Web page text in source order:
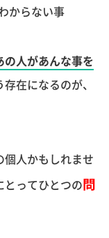
からない事
の人があんな事を
在になるのが、
人かもしれませ
とってひとつの問